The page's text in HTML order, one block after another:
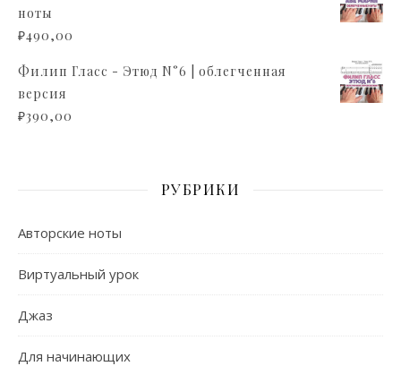
ноты
₽490,00
Филип Гласс - Этюд N°6 | облегченная
версия
₽390,00
РУБРИКИ
Авторские ноты
Виртуальный урок
Джаз
Для начинающих